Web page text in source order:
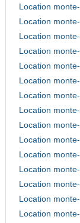
Location
Location
Location
Location
Location
Location
Location
Location
Location
Location
Location
Location
Location
Location
Location